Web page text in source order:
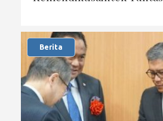
Berita